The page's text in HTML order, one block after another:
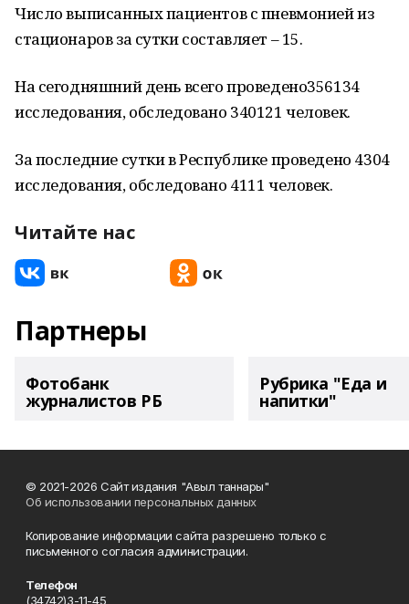
Число выписанных пациентов с пневмонией из
стационаров за сутки составляет – 15.
На сегодняшний день всего проведено356134
исследования, обследовано 340121 человек.
За последние сутки в Республике проведено 4304
исследования, обследовано 4111 человек.
Читайте нас
Партнеры
Фотобанк
журналистов РБ
Рубрика "Еда и
напитки"
© 2021-2026 Сайт издания "Авыл таннары"
Об использовании персональных данных
Копирование информации сайта разрешено только с
письменного согласия администрации.
Телефон
(34742)3-11-45